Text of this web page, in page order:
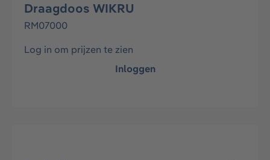
Draagdoos WIKRU
RM07000
Log in om prijzen te zien
Inloggen